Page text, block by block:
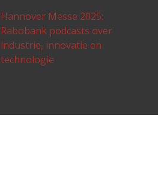
Hannover Messe 2025:
Rabobank podcasts over
industrie, innovatie en
technologie